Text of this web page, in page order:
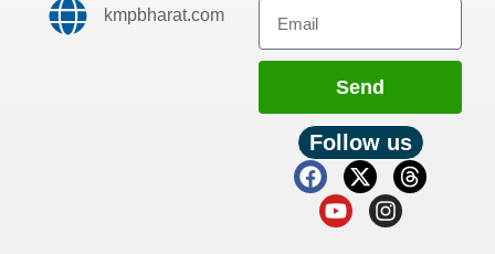
kmpbharat.com
Send
Follow us